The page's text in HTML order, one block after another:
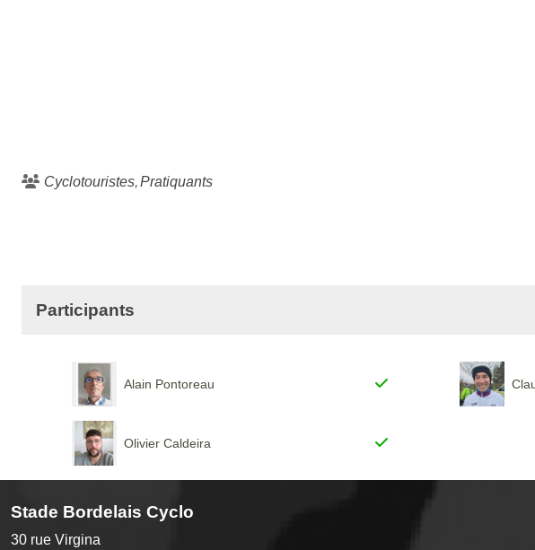
Cyclotouristes Pratiquants
Participants
Alain Pontoreau
Olivier Caldeira
Stade Bordelais Cyclo
30 rue Virgina